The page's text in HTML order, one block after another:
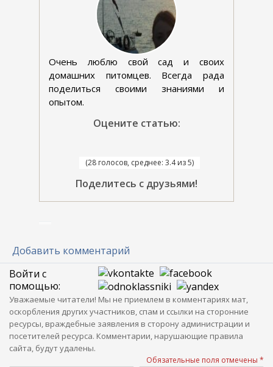
Очень люблю свой сад и своих
домашних питомцев. Всегда рада
поделиться своими знаниями и
опытом.
Оцените статью:
(28 голосов, среднее: 3.4 из 5)
Поделитесь с друзьями!
Добавить комментарий
Войти с
помощью:
Уважаемые читатели! Мы не приемлем в комментариях мат,
оскорбления других участников, спам и ссылки на сторонние
ресурсы, враждебные заявления в сторону администрации и
посетителей ресурса. Комментарии, нарушающие правила
сайта, будут удалены.
Обязательные поля отмечены *